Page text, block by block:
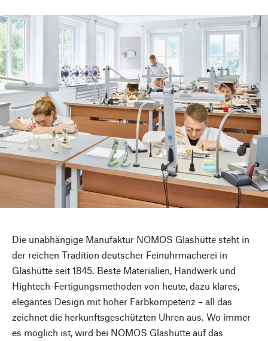
Die unabhängige Manufaktur NOMOS Glashütte steht in
der reichen Tradition deutscher Feinuhrmacherei in
Glashütte seit 1845. Beste Materialien, Handwerk und
Hightech-Fertigungsmethoden von heute, dazu klares,
elegantes Design mit hoher Farbkompetenz – all das
zeichnet die herkunftsgeschützten Uhren aus. Wo immer
es möglich ist, wird bei NOMOS Glashütte auf das